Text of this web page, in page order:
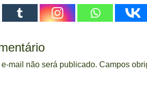
mail não será publicado. Campos